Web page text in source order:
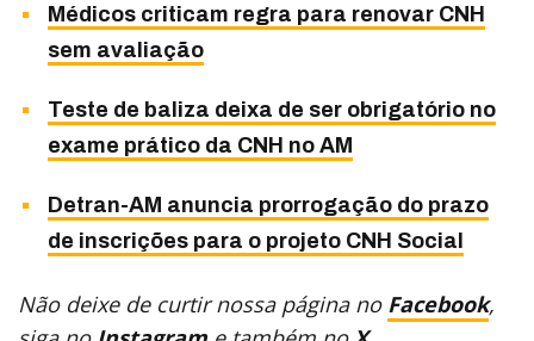
Médicos criticam regra para renovar CNH
sem avaliação
Teste de baliza deixa de ser obrigatório no
exame prático da CNH no AM
Detran-AM anuncia prorrogação do prazo
de inscrições para o projeto CNH Social
Não deixe de curtir nossa página no Facebook,